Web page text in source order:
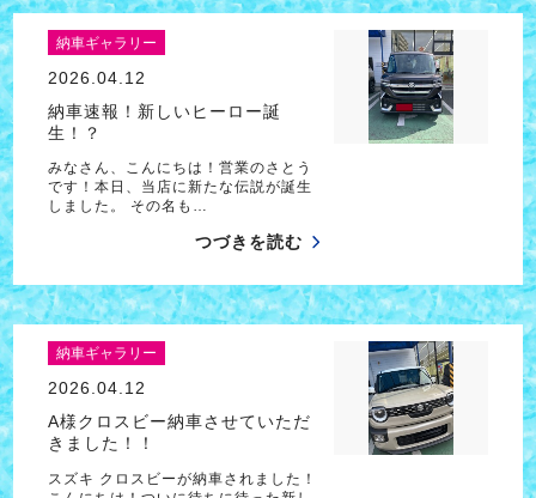
納車ギャラリー
2026.04.12
納車速報！新しいヒーロー誕
生！？
みなさん、こんにちは！営業のさとう
です！本日、当店に新たな伝説が誕生
しました。 その名も…
つづきを読む
納車ギャラリー
2026.04.12
A様クロスビー納車させていただ
きました！！
スズキ クロスビーが納車されました！